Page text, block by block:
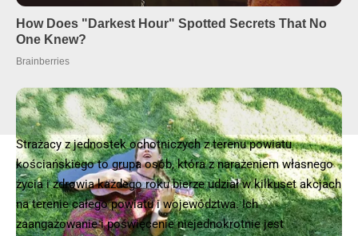
Strażacy z jednostek ochotniczych z terenu powiatu
kościańskiego to grupa osób, która z narażeniem własnego
życia i zdrowia każdego roku bierze udział w kilkuset akcjach
na terenie całego powiatu i województwa. Ich
zaangażowanie i poświęcenie niejednokrotnie jest